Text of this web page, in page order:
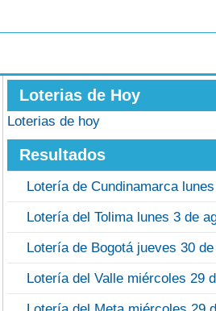
Loterias de Hoy
Loterias de hoy
Resultados
Lotería de Cundinamarca
Lotería del Tolima lunes 3 de
Lotería de Bogotá jueves 30
Lotería del Valle miércoles 29